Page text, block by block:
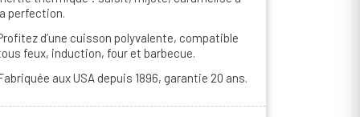
perfection.
d’une cuisson polyvalente, compatible
feux, induction, four et barbecue.
aux USA depuis 1896, garantie 20 ans.